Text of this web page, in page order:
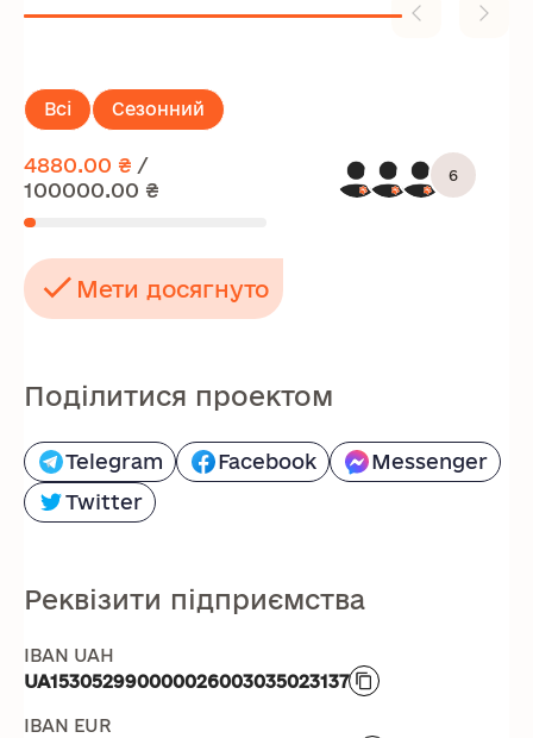
Всі Сезонний
4880.00 ₴ /
100000.00 ₴
6
Мети досягнуто
Поділитися проектом
Telegram Facebook
Messenger
Twitter
Реквізити підприємства
IBAN UAH
UA153052990000026003035023137
IBAN EUR